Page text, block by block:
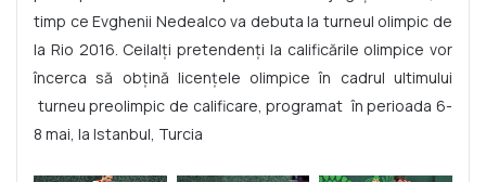
timp ce Evghenii Nedealco va debuta la turneul olimpic de
la Rio 2016. Ceilalți pretendenți la calificările olimpice vor
încerca să obțină licențele olimpice în cadrul ultimului
turneu preolimpic de calificare, programat în perioada 6-
8 mai, la Istanbul, Turcia